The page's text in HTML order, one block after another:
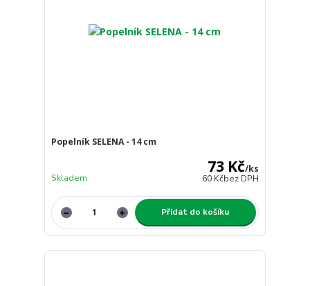
Popelník SELENA - 14 cm
73 Kč/ks
60 Kčbez DPH
Skladem
Přidat do košíku